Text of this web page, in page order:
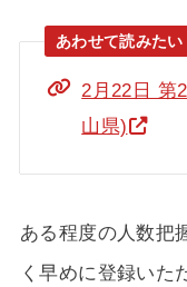
2月22日 第
山県)
ある程度の人数把
く早めに登録いた